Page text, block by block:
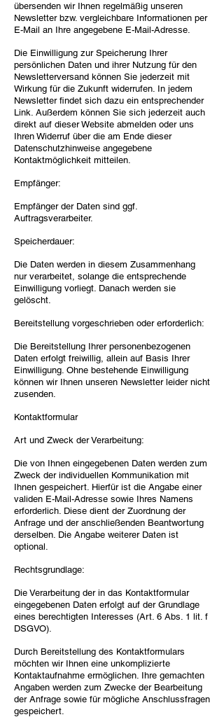
übersenden wir Ihnen regelmäßig unseren
Newsletter bzw. vergleichbare Informationen per
E-Mail an Ihre angegebene E-Mail-Adresse.
Die Einwilligung zur Speicherung Ihrer
persönlichen Daten und ihrer Nutzung für den
Newsletterversand können Sie jederzeit mit
Wirkung für die Zukunft widerrufen. In jedem
Newsletter findet sich dazu ein entsprechender
Link. Außerdem können Sie sich jederzeit auch
direkt auf dieser Website abmelden oder uns
Ihren Widerruf über die am Ende dieser
Datenschutzhinweise angegebene
Kontaktmöglichkeit mitteilen.
Empfänger:
Empfänger der Daten sind ggf.
Auftragsverarbeiter.
Speicherdauer:
Die Daten werden in diesem Zusammenhang
nur verarbeitet, solange die entsprechende
Einwilligung vorliegt. Danach werden sie
gelöscht.
Bereitstellung vorgeschrieben oder erforderlich:
Die Bereitstellung Ihrer personenbezogenen
Daten erfolgt freiwillig, allein auf Basis Ihrer
Einwilligung. Ohne bestehende Einwilligung
können wir Ihnen unseren Newsletter leider nicht
zusenden.
Kontaktformular
Art und Zweck der Verarbeitung:
Die von Ihnen eingegebenen Daten werden zum
Zweck der individuellen Kommunikation mit
Ihnen gespeichert. Hierfür ist die Angabe einer
validen E-Mail-Adresse sowie Ihres Namens
erforderlich. Diese dient der Zuordnung der
Anfrage und der anschließenden Beantwortung
derselben. Die Angabe weiterer Daten ist
optional.
Rechtsgrundlage:
Die Verarbeitung der in das Kontaktformular
eingegebenen Daten erfolgt auf der Grundlage
eines berechtigten Interesses (Art. 6 Abs. 1 lit. f
DSGVO).
Durch Bereitstellung des Kontaktformulars
möchten wir Ihnen eine unkomplizierte
Kontaktaufnahme ermöglichen. Ihre gemachten
Angaben werden zum Zwecke der Bearbeitung
der Anfrage sowie für mögliche Anschlussfragen
gespeichert.